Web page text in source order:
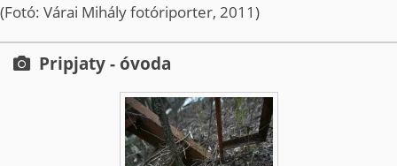
(Fotó: Várai Mihály fotóriporter, 2011)
Pripjaty - óvoda